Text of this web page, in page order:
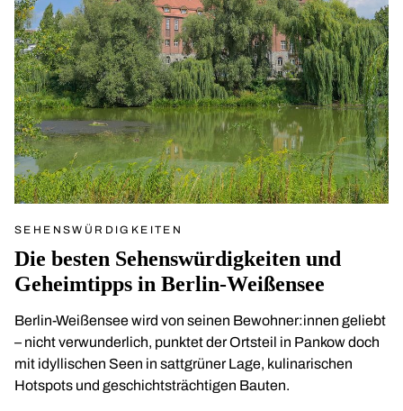
SEHENSWÜRDIGKEITEN
Die besten Sehenswürdigkeiten und
Geheimtipps in Berlin-Weißensee
Berlin-Weißensee wird von seinen Bewohner:innen geliebt
– nicht verwunderlich, punktet der Ortsteil in Pankow doch
mit idyllischen Seen in sattgrüner Lage, kulinarischen
Hotspots und geschichtsträchtigen Bauten.